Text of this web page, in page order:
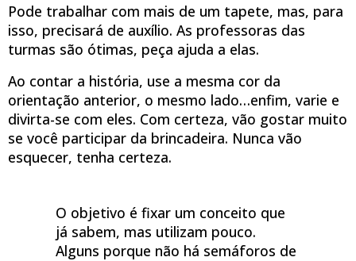
Pode trabalhar com mais de um tapete, mas, para
isso, precisará de auxílio. As professoras das
turmas são ótimas, peça ajuda a elas.
Ao contar a história, use a mesma cor da
orientação anterior, o mesmo lado…enfim, varie e
divirta-se com eles. Com certeza, vão gostar muito
se você participar da brincadeira. Nunca vão
esquecer, tenha certeza.
O objetivo é fixar um conceito que
já sabem, mas utilizam pouco.
Alguns porque não há semáforos de